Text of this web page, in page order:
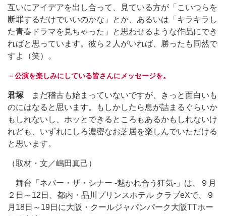
互いにアイデアを出し合って、見ている方が「こいつらを
断罪するだけでいいのかな」とか、あるいは「キラキラし
た青春ドラマを見ちゃった」と思わせるような作品にでき
ればと思っています。彼ら２人がいれば、勝ったも同然で
すよ（笑）。
－公演を楽しみにしている皆さんにメッセージを。
君塚 まだ稽古も始まっていないですが、きっと面白いも
のにはなると思います。もしかしたら息が詰まるぐらいか
もしれないし、ホッとできるところもあるかもしれないけ
れども、いずれにしろ濃密なお芝居を楽しんでいただける
と思います。
（取材・文／嶋田真己）
舞台「ネバー・ザ・シナー -魅かれ合う狂気-」は、９月
２日～12日、都内・品川プリンスホテル クラブeXで、９
月18日～19日に大阪・クールジャパンパーク大阪TTホー